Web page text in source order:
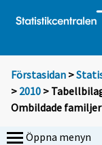
Förstasidan >
> 2010 >
Ombildade familjer
Öppna menyn